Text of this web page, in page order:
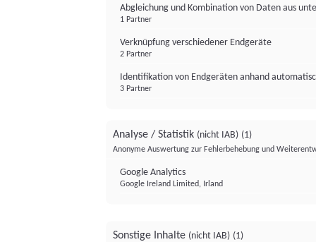
Abgleichung und Kombination von Daten aus
1 Partner
Verknüpfung verschiedener Endgeräte
2 Partner
Identifikation von Endgeräten anhand
3 Partner
Analyse / Statistik (nicht IAB) (1)
Anonyme Auswertung zur Fehlerbehebung und
Google Analytics
Google Ireland Limited, Irland
Sonstige Inhalte (nicht IAB) (1)